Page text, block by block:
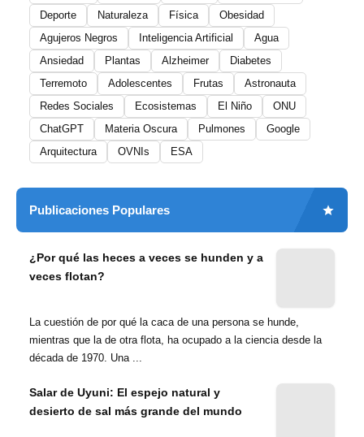
Deporte
Naturaleza Física
Obesidad
Agujeros Negros
Inteligencia Artificial
Agua
Ansiedad
Plantas Alzheimer
Diabetes
Terremoto
Adolescentes Frutas
Astronauta
Redes Sociales
Ecosistemas El Niño
ONU
ChatGPT
Materia Oscura Pulmones
Google
Arquitectura
OVNIs ESA
Publicaciones Populares
¿Por qué las heces a veces se hunden y a
veces flotan?
La cuestión de por qué la caca de una persona se hunde,
mientras que la de otra flota, ha ocupado a la ciencia desde la
década de 1970. Una ...
Salar de Uyuni: El espejo natural y
desierto de sal más grande del mundo